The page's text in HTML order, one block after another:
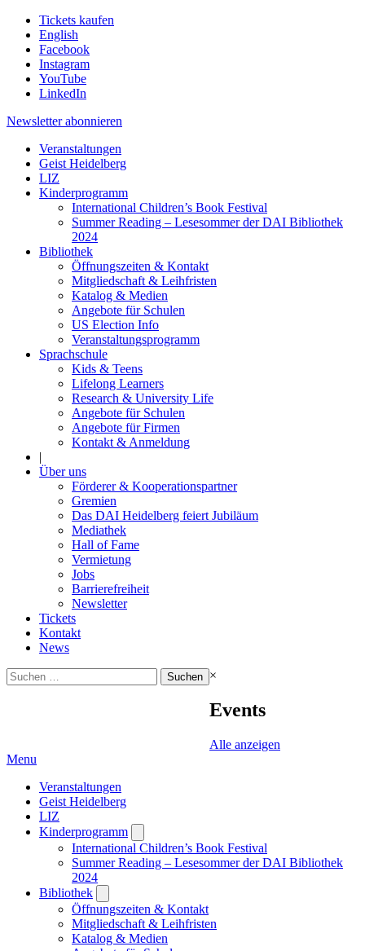
Tickets kaufen
English
Facebook
Instagram
YouTube
LinkedIn
Newsletter abonnieren
Veranstaltungen
Geist Heidelberg
LIZ
Kinderprogramm
International Children’s Book Festival
Summer Reading – Lesesommer der DAI Bibliothek
2024
Bibliothek
Öffnungszeiten & Kontakt
Mitgliedschaft & Leihfristen
Katalog & Medien
Angebote für Schulen
US Election Info
Veranstaltungsprogramm
Sprachschule
Kids & Teens
Lifelong Learners
Research & University Life
Angebote für Schulen
Angebote für Firmen
Kontakt & Anmeldung
|
Über uns
Förderer & Kooperationspartner
Gremien
Das DAI Heidelberg feiert Jubiläum
Mediathek
Hall of Fame
Vermietung
Jobs
Barrierefreiheit
Newsletter
Tickets
Kontakt
News
Suchen
nach:
×
Events
Alle anzeigen
Menu
Veranstaltungen
Geist Heidelberg
LIZ
Kinderprogramm
submenu
International Children’s Book Festival
Summer Reading – Lesesommer der DAI Bibliothek
2024
Bibliothek
submenu
Öffnungszeiten & Kontakt
Mitgliedschaft & Leihfristen
Katalog & Medien